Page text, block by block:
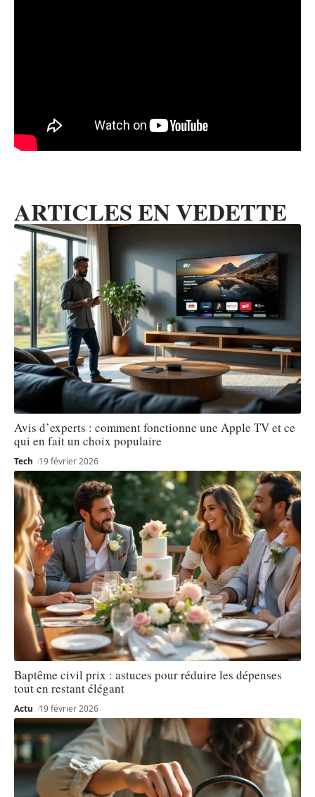
ARTICLES EN VEDETTE
Avis d’experts : comment fonctionne une Apple TV et ce
qui en fait un choix populaire
Tech 19 février 2026
Baptême civil prix : astuces pour réduire les dépenses
tout en restant élégant
Actu 19 février 2026